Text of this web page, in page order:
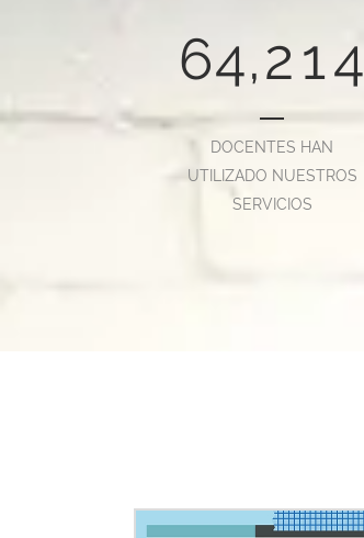
64,214
DOCENTES HAN
UTILIZADO NUESTROS
SERVICIOS